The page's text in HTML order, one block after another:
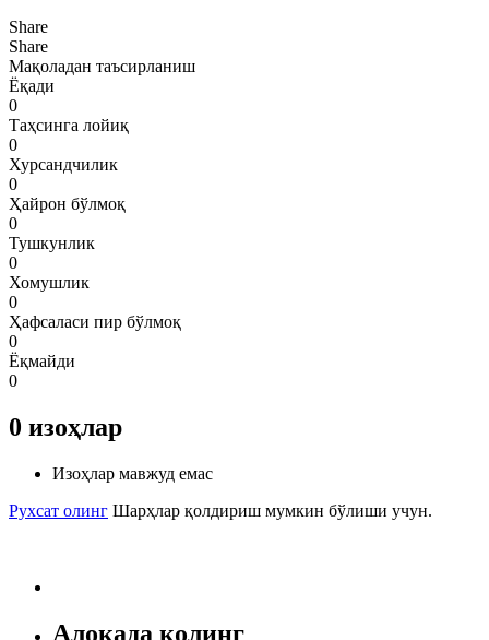
Share
Share
Мақоладан таъсирланиш
Ёқади
0
Таҳсинга лойиқ
0
Хурсандчилик
0
Ҳайрон бўлмоқ
0
Тушкунлик
0
Хомушлик
0
Ҳафсаласи пир бўлмоқ
0
Ёқмайди
0
0 изоҳлар
Изоҳлар мавжуд емас
Рухсат олинг Шарҳлар қолдириш мумкин бўлиши учун.
Алоқада қолинг